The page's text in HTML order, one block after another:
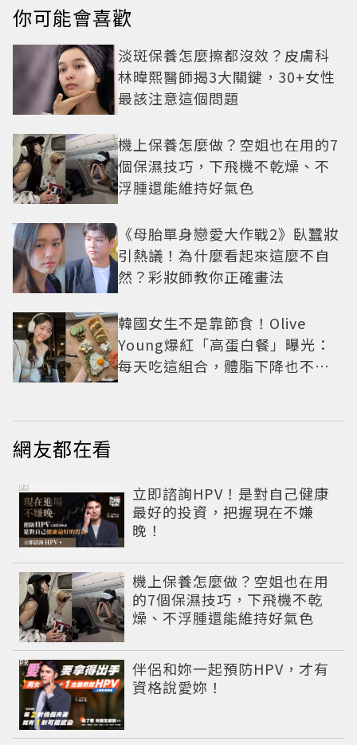
你可能會喜歡
淡斑保養怎麼擦都沒效？皮膚科
林暐熙醫師揭3大關鍵，30+女性
最該注意這個問題
機上保養怎麼做？空姐也在用的7
個保濕技巧，下飛機不乾燥、不
浮腫還能維持好氣色
《母胎單身戀愛大作戰2》臥蠶妝
引熱議！為什麼看起來這麼不自
然？彩妝師教你正確畫法
韓國女生不是靠節食！Olive
Young爆紅「高蛋白餐」曝光：
每天吃這組合，體脂下降也不怕
網友都在看
立即諮詢HPV！是對自己健康
最好的投資，把握現在不嫌
晚！
PR
機上保養怎麼做？空姐也在用
的7個保濕技巧，下飛機不乾
燥、不浮腫還能維持好氣色
伴侶和妳一起預防HPV，才有
資格說愛妳！
PR